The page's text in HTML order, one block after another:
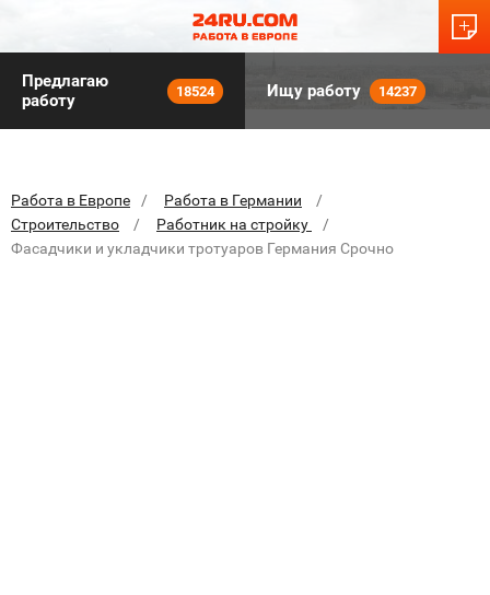
Предлагаю
работу
18524 Ищу работу 14237
Работа в Европе
Работа в Германии
Строительство
Работник на стройку
Фасадчики и укладчики тротуаров Германия Срочно